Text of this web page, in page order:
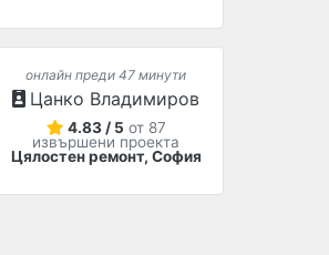
онлайн преди 47 минути
Цанко Владимиров
4.83 / 5 от 87
извършени проекта
Цялостен ремонт, София